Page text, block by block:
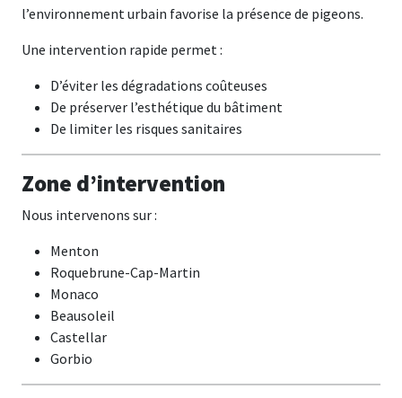
l’environnement urbain favorise la présence de pigeons.
Une intervention rapide permet :
D’éviter les dégradations coûteuses
De préserver l’esthétique du bâtiment
De limiter les risques sanitaires
Zone d’intervention
Nous intervenons sur :
Menton
Roquebrune-Cap-Martin
Monaco
Beausoleil
Castellar
Gorbio